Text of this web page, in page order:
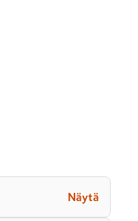
Näytä